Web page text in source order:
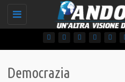
Toggle
Democrazia